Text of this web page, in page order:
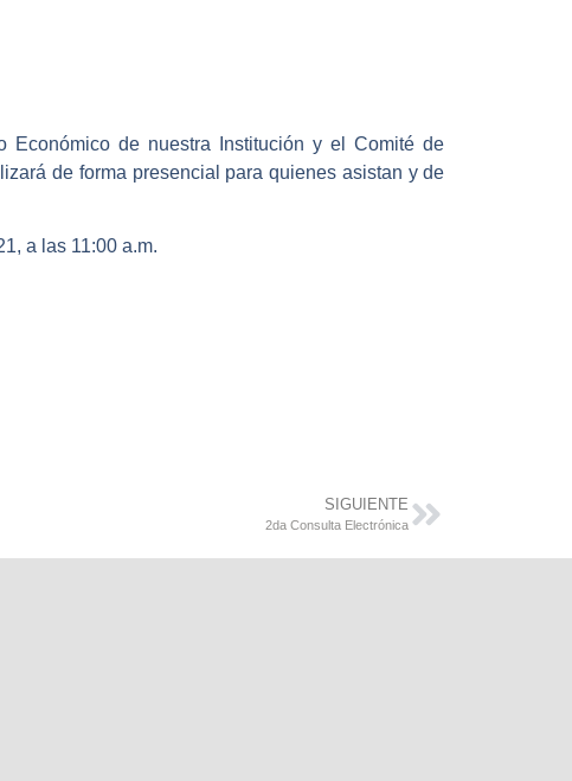
Económico de nuestra Institución y el Comité de
de forma presencial para quienes asistan y de
a las 11:00 a.m.
SIGUIENTE
2da Consulta Electrónica